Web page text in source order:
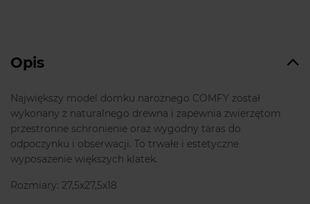
Opis
Największy model domku narożnego COMFY został
wykonany z naturalnego drewna i zapewnia zwierzętom
przestronne schronienie oraz wygodny taras do
odpoczynku i obserwacji. To trwałe i estetyczne
wyposażenie większych klatek.
Rozmiary: 27,5x27,5x18